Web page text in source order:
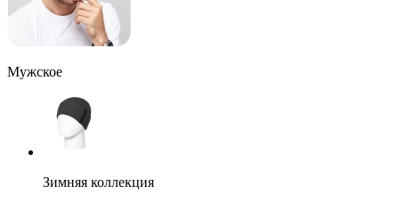
Мужское
Зимняя коллекция